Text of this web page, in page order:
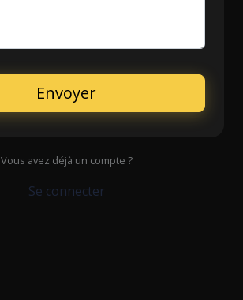
Envoyer
Vous avez déjà un compte ?
Se connecter